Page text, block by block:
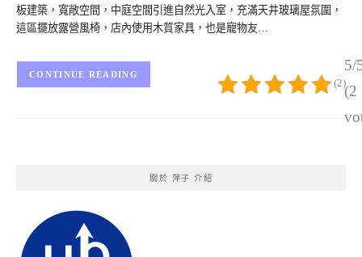
板建築，寬敞空間，中庭空間引進自然光入室，充滿天井玻璃屋氛圍，
這區擺放露營風椅，店內使用木質家具，也是寵物友…
5/
(2
(2)
CONTINUE READING
關於 萍子 介紹